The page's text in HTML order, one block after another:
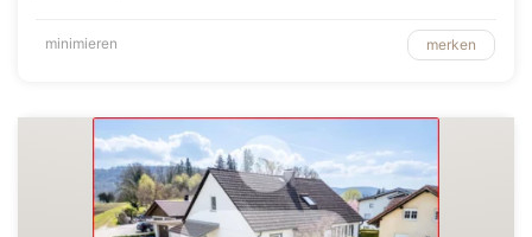
minimieren merken